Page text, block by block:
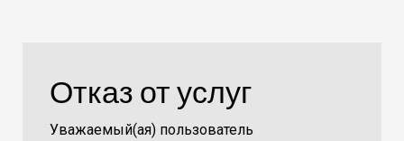
Отказ от услуг
Уважаемый(ая) пользователь